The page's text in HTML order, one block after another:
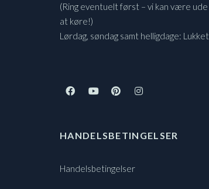
(Ring eventuelt først – vi kan være ude
at køre!)
Lørdag, søndag samt helligdage: Lukket
HANDELSBETINGELSER
Handelsbetingelser